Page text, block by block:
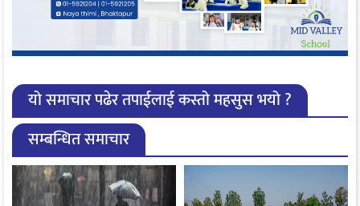
यो समाचार पढेर तपाईलाई कस्तो महसुस भयो ?
सम्बन्धित समाचार